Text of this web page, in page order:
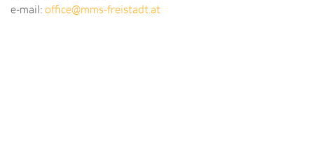
e-mail: office@mms-freistadt.at